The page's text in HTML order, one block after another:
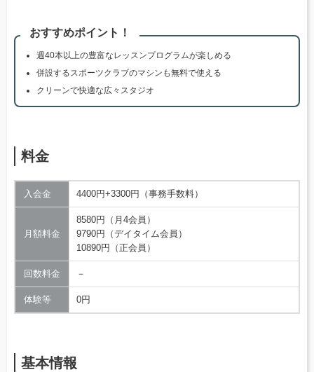
おすすめポイント！
週40本以上の豊富なレッスンプログラムが楽しめる
併設するスポーツクラブのマシンも無料で使える
クリーンで快適な広々スタジオ
料金
入会金 4400円+3300円（事務手数料）
月額料金
8580円（月4会員）
9790円（デイタイム会員）
10890円（正会員）
回数料金 －
体験等 0円
基本情報